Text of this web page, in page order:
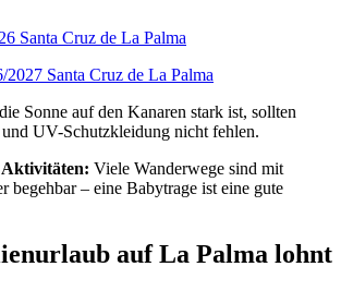
Santa Cruz de La Palma
Santa Cruz de La Palma
Sonne auf den Kanaren stark ist, sollten
UV-Schutzkleidung nicht fehlen.
Viele Wanderwege sind mit
begehbar – eine Babytrage ist eine gute
auf La Palma lohnt